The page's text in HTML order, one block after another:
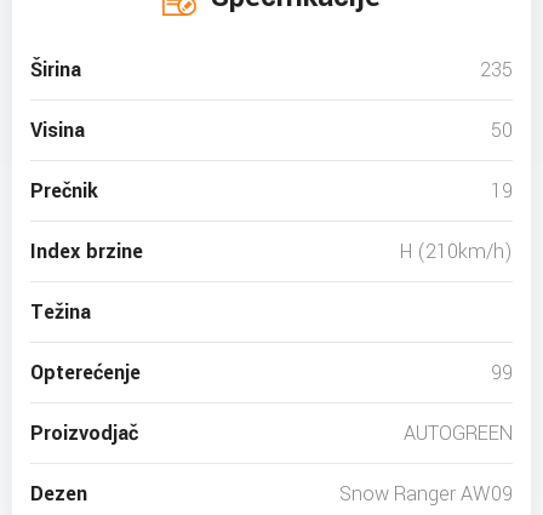
Širina 235
Visina 50
Prečnik 19
Index brzine H (210km/h)
Težina
Opterećenje 99
Proizvodjač AUTOGREEN
Dezen Snow Ranger AW09